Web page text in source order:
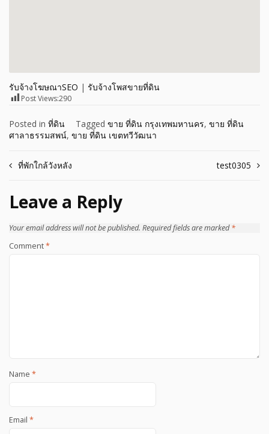
รับจ้างโฆษณาSEO | รับจ้างโพสขายที่ดิน
Post Views:290
Posted in ที่ดิน Tagged ขาย ที่ดิน กรุงเทพมหานคร, ขาย ที่ดิน
ศาลาธรรมสพน์, ขาย ที่ดิน เขตทวีวัฒนา
Post
ที่พักใกล้วังหลัง test0305
Leave a Reply
Your email address will not be published. Required fields are marked*
Comment*
Name *
Email *